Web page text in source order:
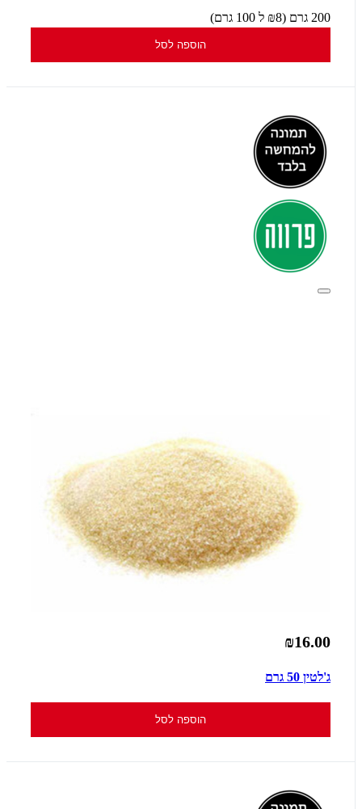
200 גרם (₪8 ל 100 גרם)
הוספה לסל
₪16.00
ג'לטין 50 גרם
הוספה לסל